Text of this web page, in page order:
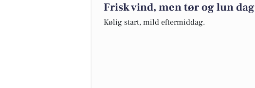
Frisk vind, men tør og lun dag
Kølig start, mild eftermiddag.